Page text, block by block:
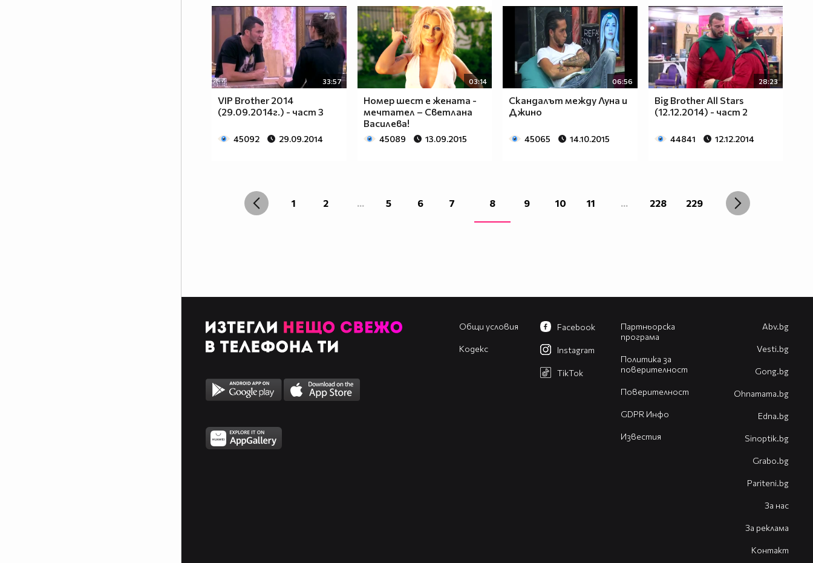
33:57
VIP Brother 2014
(29.09.2014г.) - част 3
45092 29.09.2014
03:14
Номер шест е жената -
мечтател – Светлана
Василева!
45089 13.09.2015
06:56
Скандалът между Луна и
Джино
45065 14.10.2015
28:23
Big Brother All Stars
(12.12.2014) - част 2
44841 12.12.2014
1 2 ... 5 6 7 8 9 10 11 ... 228 229
Общи условия
Кодекс
Партньорска
програма
Политика за
поверителност
Поверителност
GDPR Инфо
Известия
Facebook
Instagram
TikTok
Abv.bg
Vesti.bg
Gong.bg
Оhnamama.bg
Edna.bg
Sinoptik.bg
Grabo.bg
Pariteni.bg
За нас
За реклама
Контакт